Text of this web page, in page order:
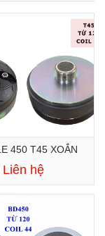
450 T45 XOẮN
Liên hệ